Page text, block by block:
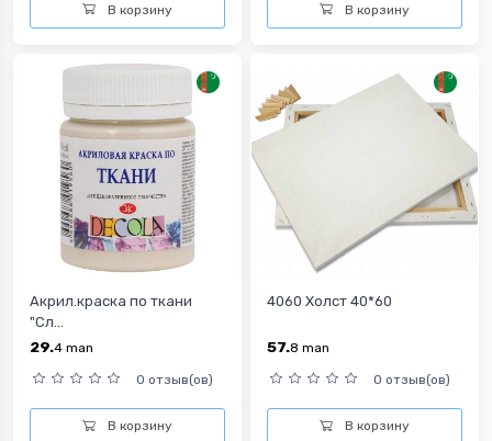
В корзину В корзину
Акрил.краска по ткани
"Сл...
29.4 man
0 отзыв(ов)
В корзину
4060 Холст 40*60
57.8 man
0 отзыв(ов)
В корзину